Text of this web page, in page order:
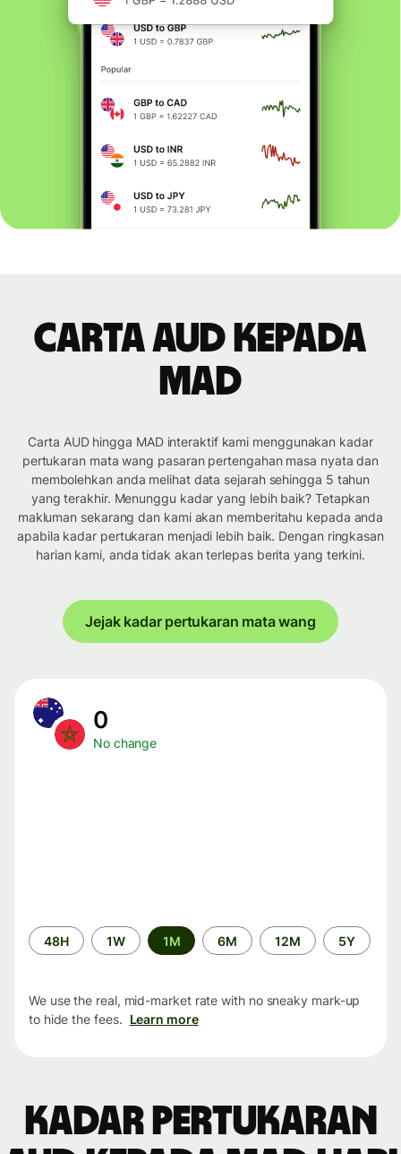
Carta AUD kepada
MAD
Carta AUD hingga MAD interaktif kami menggunakan kadar
pertukaran mata wang pasaran pertengahan masa nyata dan
membolehkan anda melihat data sejarah sehingga 5 tahun
yang terakhir. Menunggu kadar yang lebih baik? Tetapkan
makluman sekarang dan kami akan memberitahu kepada anda
apabila kadar pertukaran menjadi lebih baik. Dengan ringkasan
harian kami, anda tidak akan terlepas berita yang terkini.
Jejak kadar pertukaran mata wang
0
No change
Time
period
48H 1W 1M 6M 12M 5Y
We use the real, mid-market rate with no sneaky mark-up
to hide the fees. Learn more
Kadar pertukaran